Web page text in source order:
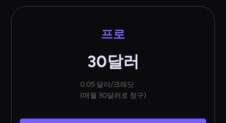
프로
30달러
0.05 달러/크레딧
(매월 30달러로 청구)